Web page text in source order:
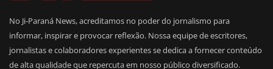
No Ji-Paraná News, acreditamos no poder do jornalismo para
informar, inspirar e provocar reflexão. Nossa equipe de escritores,
jornalistas e colaboradores experientes se dedica a fornecer conteúdo
de alta qualidade que repercuta em nosso público diversificado.